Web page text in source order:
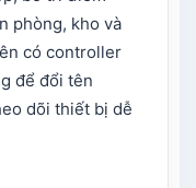
phòng, kho và
có controller
để đổi tên
dõi thiết bị dễ